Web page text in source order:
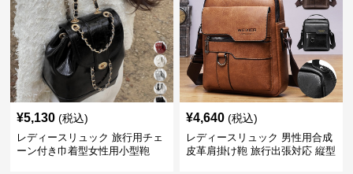
¥5,130 (税込)
レディースリュック 旅行用チェ
ーン付き巾着型女性用小型鞄
¥4,640 (税込)
レディースリュック 男性用合成
皮革肩掛け鞄 旅行出張対応 縦型